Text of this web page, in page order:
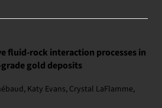
fluid-rock interaction processes in
gold deposits
Katy Evans, Crystal LaFlamme,